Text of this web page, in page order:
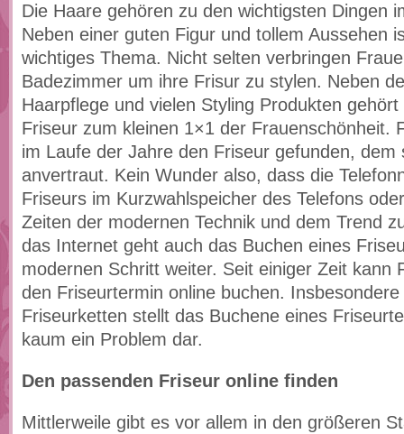
Die Haare gehören zu den wichtigsten Dingen
Neben einer guten Figur und tollem Aussehen
wichtiges Thema. Nicht selten verbringen
Badezimmer um ihre Frisur zu stylen. Neben
Haarpflege und vielen Styling Produkten
Friseur zum kleinen 1×1 der Frauenschönheit.
im Laufe der Jahre den Friseur gefunden, dem
anvertraut. Kein Wunder also, dass die
Friseurs im Kurzwahlspeicher des Telefons
Zeiten der modernen Technik und dem Trend
das Internet geht auch das Buchen eines
modernen Schritt weiter. Seit einiger Zeit kann
den Friseurtermin online buchen.
Friseurketten stellt das Buchene eines
kaum ein Problem dar.
Den passenden Friseur online finden
Mittlerweile gibt es vor allem in den größeren